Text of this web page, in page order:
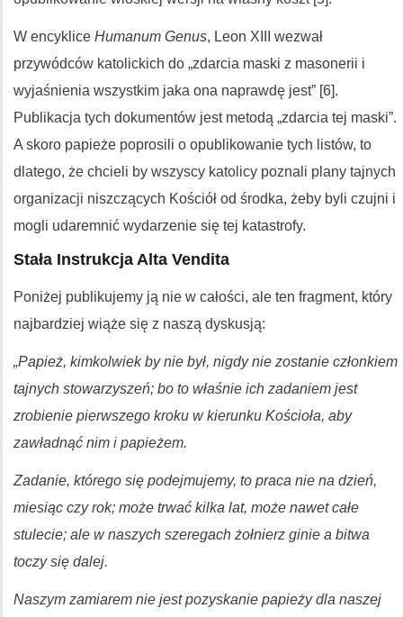
W encyklice Humanum Genus, Leon XIII wezwał
przywódców katolickich do „zdarcia maski z masonerii i
wyjaśnienia wszystkim jaka ona naprawdę jest” [6].
Publikacja tych dokumentów jest metodą „zdarcia tej maski”.
A skoro papieże poprosili o opublikowanie tych listów, to
dlatego, że chcieli by wszyscy katolicy poznali plany tajnych
organizacji niszczących Kościół od środka, żeby byli czujni i
mogli udaremnić wydarzenie się tej katastrofy.
Stała Instrukcja Alta Vendita
Poniżej publikujemy ją nie w całości, ale ten fragment, który
najbardziej wiąże się z naszą dyskusją:
„Papież, kimkolwiek by nie był, nigdy nie zostanie członkiem
tajnych stowarzyszeń; bo to właśnie ich zadaniem jest
zrobienie pierwszego kroku w kierunku Kościoła, aby
zawładnąć nim i papieżem.
Zadanie, którego się podejmujemy, to praca nie na dzień,
miesiąc czy rok; może trwać kilka lat, może nawet całe
stulecie; ale w naszych szeregach żołnierz ginie a bitwa
toczy się dalej.
Naszym zamiarem nie jest pozyskanie papieży dla naszej